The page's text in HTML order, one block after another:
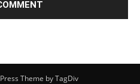
Theme by TagDiv